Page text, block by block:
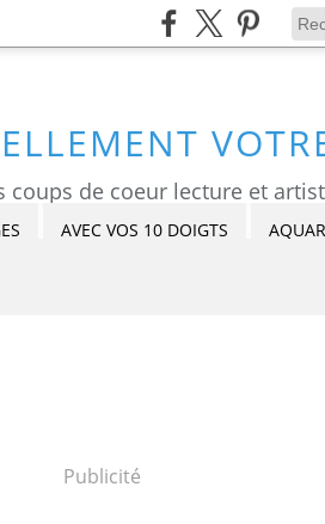
AVEC VOS 10 DOIGTS
Publicité